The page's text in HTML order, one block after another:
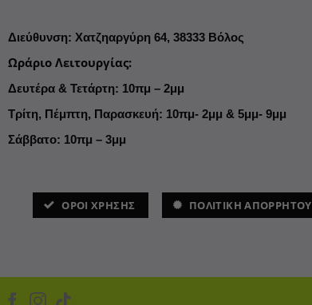
Διεύθυνση: Χατζηαργύρη 64, 38333 Βόλος
Ωράριο Λειτουργίας:
Δευτέρα & Τετάρτη: 10πμ – 2μμ
Τρίτη, Πέμπτη, Παρασκευή: 10πμ- 2μμ & 5μμ- 9μμ
Σάββατο: 10πμ – 3μμ
ΌΡΟΙ ΧΡΗΣΗΣ ΠΟΛΙΤΙΚΗ ΑΠΟΡΡΗΤΟΥ